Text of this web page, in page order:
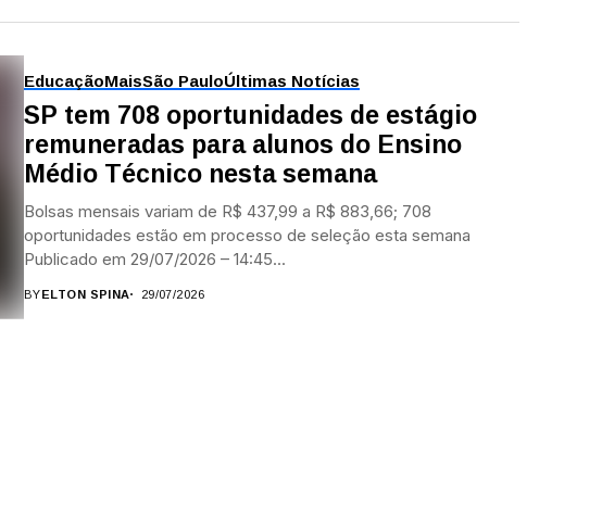
EducaçãoMaisSão PauloÚltimas Notícias
SP tem 708 oportunidades de estágio
remuneradas para alunos do Ensino
Médio Técnico nesta semana
Bolsas mensais variam de R$ 437,99 a R$ 883,66; 708
oportunidades estão em processo de seleção esta semana
Publicado em 29/07/2026 – 14:45...
BYELTON SPINA 29/07/2026